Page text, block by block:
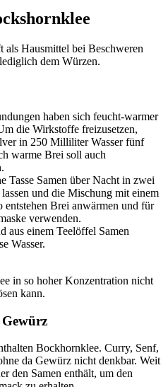
als Hausmittel bei Beschweren
dem Würzen.
haben sich feucht-warmer
die Wirkstoffe freizusetzen,
in 250 Milliliter Wasser fünf
warme Brei soll auch
Tasse Samen über Nacht in zwei
lassen und die Mischung mit einem
Brei anwärmen und für
verwenden.
aus einem Teelöffel Samen
Wasser.
in so hoher Konzentration nicht
kann.
Bockhornklee. Curry, Senf,
da Gewürz nicht denkbar. Weit
den Samen enthält, um den